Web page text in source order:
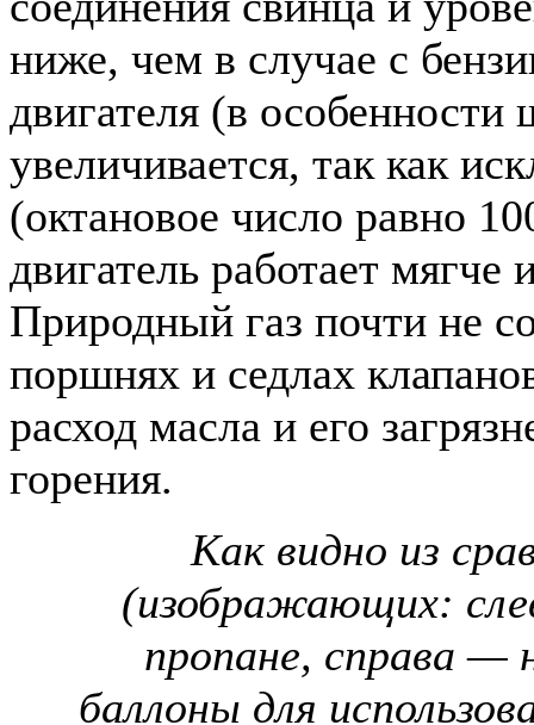
ниже, чем в случае с
двигателя (в
увеличивается, так как
(октановое число равно
двигатель работает мягче
Природный газ почти не
поршнях и седлах
расход масла и его
горения.
Как видно из
(изображающих:
пропане, справа —
баллоны для